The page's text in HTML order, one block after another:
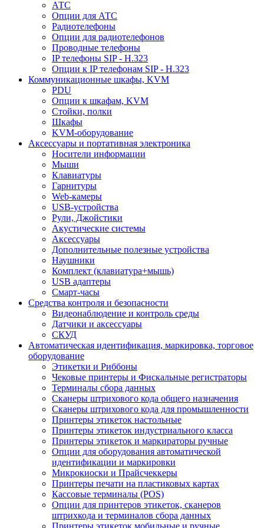
АТС
Опции для АТС
Радиотелефоны
Опции для радиотелефонов
Проводные телефоны
IP телефоны SIP - H.323
Опции к IP телефонам SIP - H.323
Коммуникационные шкафы, KVM
PDU
Опции к шкафам, KVM
Стойки, полки
Шкафы
KVM-оборудование
Аксессуары и портативная электроника
Носители информации
Мыши
Клавиатуры
Гарнитуры
Web-камеры
USB-устройства
Рули, Джойстики
Акустические системы
Аксессуары
Дополнительные полезные устройства
Наушники
Комплект (клавиатура+мышь)
USB адаптеры
Смарт-часы
Средства контроля и безопасности
Видеонаблюдение и контроль среды
Датчики и аксессуары
СКУД
Автоматическая идентификация, маркировка, торговое
оборудование
Этикетки и Риббоны
Чековые принтеры и Фискальные регистраторы
Терминалы сбора данных
Сканеры штрихового кода общего назначения
Сканеры штрихового кода для промышленности
Принтеры этикеток настольные
Принтеры этикеток индустриального класса
Принтеры этикеток и маркираторы ручные
Опции для оборудования автоматической
идентификации и маркировки
Микрокиоски и Прайсчеккеры
Принтеры печати на пластиковых картах
Кассовые терминалы (POS)
Опции для принтеров этикеток, сканеров
штрихкода и терминалов сбора данных